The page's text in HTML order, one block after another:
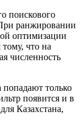
поискового
ранжировании
оптимизации
что на
численность
только
появится и в
Казахстана,